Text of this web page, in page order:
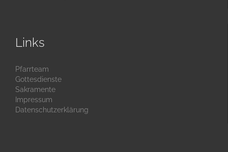
Links
Pfarrteam
Gottesdienste
Sakramente
Impressum
Datenschutzerklärung